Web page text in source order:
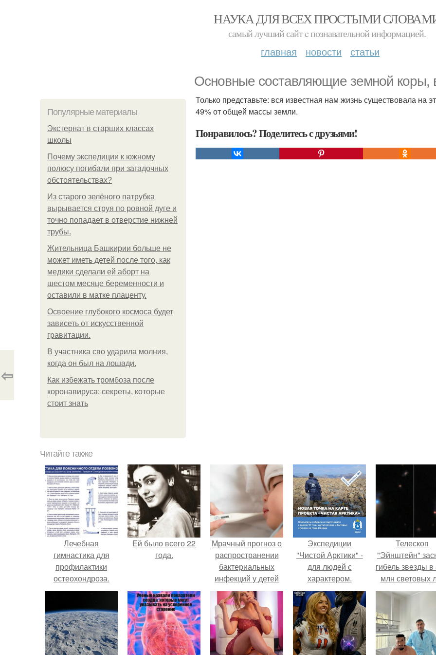
НАУКА ДЛЯ ВСЕХ ПРОСТЫМИ
самый лучший сайт c познавательной информацией.
главная новости статьи
Основные составляющие земной
Популярные материалы
Экстернат в старших классах
школы
Почему экспедиции к южному
полюсу погибали при загадочных
обстоятельствах?
Из старого зелёного патрубка
вырывается струя по ровной дуге и
точно попадает в отверстие нижней
трубы.
Жительница Башкирии больше не
может иметь детей после того, как
медики сделали ей аборт на
шестом месяце беременности и
оставили в матке плаценту.
Освоение глубокого космоса будет
зависеть от искусственной
гравитации.
В участника сво ударила молния,
когда он был на лошади.
Как избежать тромбоза после
коронавируса: секреты, которые
стоит знать
Только представьте: вся известная нам жизнь существовала на
49% от общей массы земли.
Понравилось? Поделитесь с друзьями!
⇦
Читайте также
Лечебная
гимнастика для
профилактики
остеохондроза.
Основные
профилактике
болезней
позвоночника
Ей было всего 22
года.
Мрачный прогноз о
распространении
бактериальных
инфекций у детей
вышел.
Экспедиции
"Чистой Арктики" -
для людей с
характером.
Телескоп
"Эйнштейн"
гибель звезды
млн световых
от земли.